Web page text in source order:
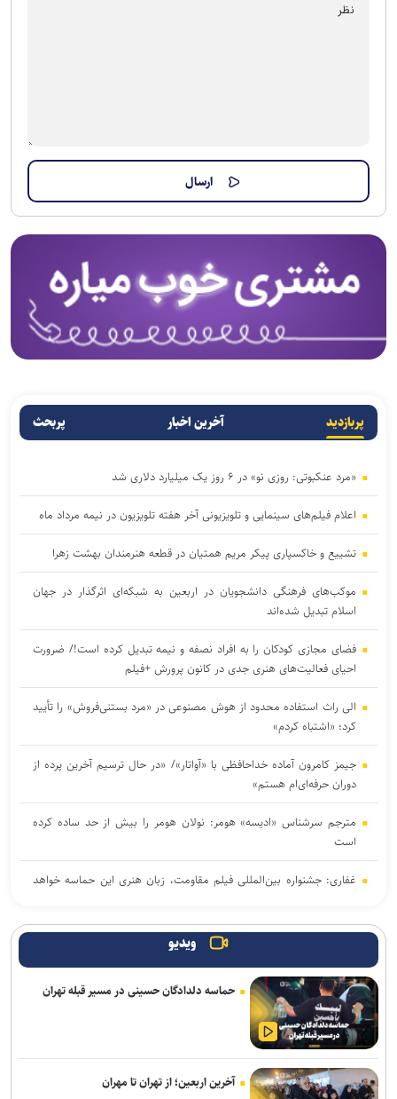
پربازدید آخرین اخبار پربحث
«مرد عنکبوتی: روزی نو» در ۶ روز یک میلیارد دلاری شد
اعلام فیلم‌های سینمایی و تلویزیونی آخر هفته تلویزیون در نیمه مرداد ماه
تشییع و خاکسپاری پیکر مریم همتیان در قطعه هنرمندان بهشت زهرا
موکب‌های فرهنگی دانشجویان در اربعین به شبکه‌ای اثرگذار در جهان
اسلام تبدیل شده‌اند
فضای مجازی کودکان را به افراد نصفه و نیمه تبدیل کرده است!/ ضرورت
احیای فعالیت‌های هنری جدی در کانون پرورش +فیلم
الی راث استفاده محدود از هوش مصنوعی در «مرد بستنی‌فروش» را تأیید
کرد؛ «اشتباه کردم»
جیمز کامرون آماده خداحافظی با «آواتار»/ «در حال ترسیم آخرین پرده از
دوران حرفه‌ای‌ام هستم»
مترجم سرشناس «ادیسه» هومر: نولان هومر را بیش از حد ساده کرده
است
غفاری: جشنواره بین‌المللی فیلم مقاومت، زبان هنری این حماسه خواهد
درخشش «مرد آرام» در جشنواره ایماگو ایتالیا
برگزاری دوره «آشنایی با فیلمسازی» در انجمن سینمای جوانان ایران
بازار شعر
فعالان اربعین از جهان در کربلا گرد هم آمدند/ اهدای تکه فرش حرم
رضوی به فعالان اربعینی جهان
ویدیو
حماسه دلدادگان حسینی در مسیر قبله تهران
آخرین اربعین؛ از تهران تا مهران